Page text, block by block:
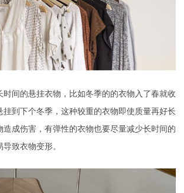
时间的悬挂衣物，比如冬季的的衣物入了春就收
挂到下个冬季，这种较重的衣物即使质量再好长
造成伤害，有弹性的衣物也要尽量减少长时间的
致衣物变形。